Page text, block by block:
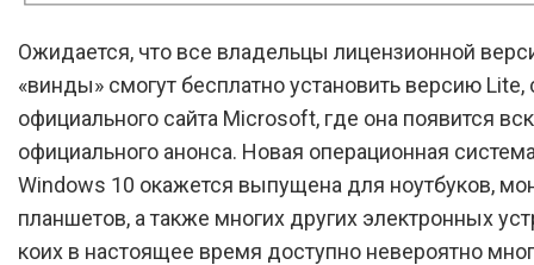
Ожидается, что все владельцы лицензионной
«винды» смогут бесплатно установить версию Lite,
официального сайта Microsoft, где она появится
официального анонса. Новая операционная
Windows 10 окажется выпущена для ноутбуков,
планшетов, а также многих других электронных
коих в настоящее время доступно невероятно